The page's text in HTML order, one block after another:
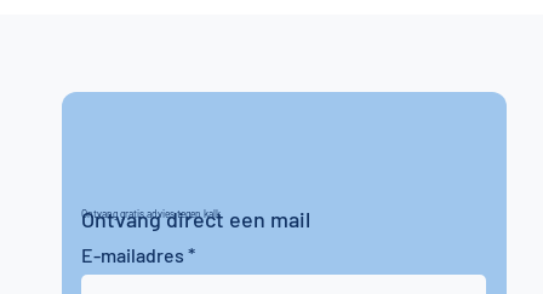
Ontvang gratis advies tegen kalk
Ontvang direct een mail
E-mailadres